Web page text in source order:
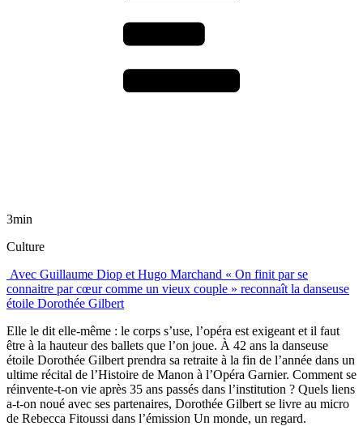
3min
Culture
Avec Guillaume Diop et Hugo Marchand « On finit par se
connaitre par cœur comme un vieux couple » reconnaît la danseuse
étoile Dorothée Gilbert
Elle le dit elle-même : le corps s’use, l’opéra est exigeant et il faut
être à la hauteur des ballets que l’on joue. À 42 ans la danseuse
étoile Dorothée Gilbert prendra sa retraite à la fin de l’année dans un
ultime récital de l’Histoire de Manon à l’Opéra Garnier. Comment se
réinvente-t-on vie après 35 ans passés dans l’institution ? Quels liens
a-t-on noué avec ses partenaires, Dorothée Gilbert se livre au micro
de Rebecca Fitoussi dans l’émission Un monde, un regard.